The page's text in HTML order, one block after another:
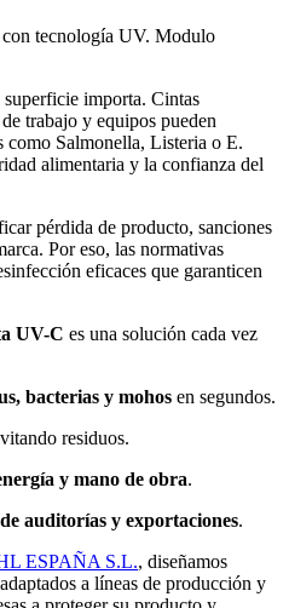
importa. Cintas
trabajo y equipos pueden
como Salmonella, Listeria o E.
alimentaria y la confianza del
pérdida de producto, sanciones
Por eso, las normativas
eficaces que garanticen
UV-C es una solución cada vez
bacterias y mohos en segundos.
residuos.
y mano de obra.
auditorías y exportaciones.
ESPAÑA S.L., diseñamos
a líneas de producción y